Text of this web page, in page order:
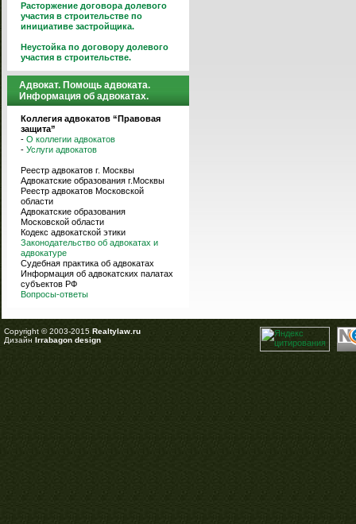
Расторжение договора долевого
участия в строительстве по
инициативе застройщика.
Неустойка по договору долевого
участия в строительстве.
Адвокат. Помощь адвоката.
Информация об адвокатах.
Коллегия адвокатов “Правовая
защита”
- О коллегии адвокатов
- Услуги адвокатов
Реестр адвокатов г. Москвы
Адвокатские образования г.Москвы
Реестр адвокатов Московской
области
Адвокатские образования
Московской области
Кодекс адвокатской этики
Законодательство об адвокатах и
адвокатуре
Судебная практика об адвокатах
Информация об адвокатских палатах
субъектов РФ
Вопросы-ответы
Copyright © 2003-2015 Realtylaw.ru
Дизайн Irrabagon design